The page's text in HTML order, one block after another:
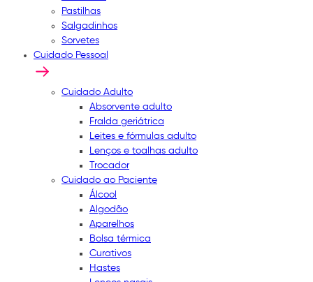
Pastilhas
Salgadinhos
Sorvetes
Cuidado Pessoal
Cuidado Adulto
Absorvente adulto
Fralda geriátrica
Leites e fórmulas adulto
Lenços e toalhas adulto
Trocador
Cuidado ao Paciente
Álcool
Algodão
Aparelhos
Bolsa térmica
Curativos
Hastes